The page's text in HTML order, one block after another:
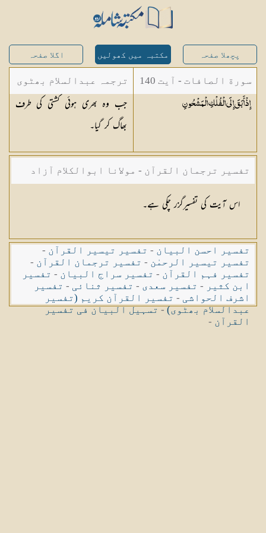
پچھلا صفحہ مکتبہ میں کھولیں اگلا صفحہ
سورة الصافات - آیت 140
إِذْ أَبَقَ إِلَى الْفُلْكِالْمَشْحُونِ
ترجمہ عبدالسلام بھٹوی
- عبدالسلام بن محمد
جب وہ بھری ہوئی کشتی کی طرف
بھاگ کر گیا۔
تفسیر ترجمان القرآن - مولانا ابوالکلام آزاد
اس آیت کی تفسیرگزر چکی ہے۔
تفسیر احسن البیان - تفسیر تیسیر القرآن -
تفسیر تیسیر الرحمٰن - تفسیر ترجمان القرآن -
تفسیر فہم القرآن - تفسیر سراج البیان - تفسیر
ابن کثیر - تفسیر سعدی - تفسیر ثنائی - تفسیر
اشرف الحواشی - تفسیر القرآن کریم (تفسیر
عبدالسلام بھٹوی)-تسہیل البیان فی تفسیر
القرآن -